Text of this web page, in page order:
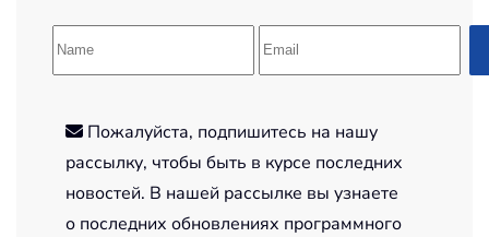
Пожалуйста, подпишитесь на нашу
рассылку, чтобы быть в курсе последних
новостей. В нашей рассылке вы узнаете
о последних обновлениях программного